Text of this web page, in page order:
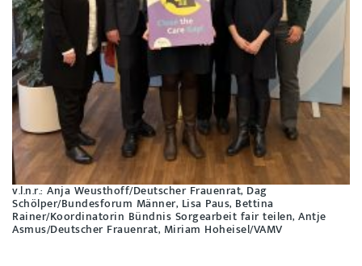
v.l.n.r.: Anja Weusthoff/Deutscher Frauenrat, Dag
Schölper/Bundesforum Männer, Lisa Paus, Bettina
Rainer/Koordinatorin Bündnis Sorgearbeit fair teilen, Antje
Asmus/Deutscher Frauenrat, Miriam Hoheisel/VAMV